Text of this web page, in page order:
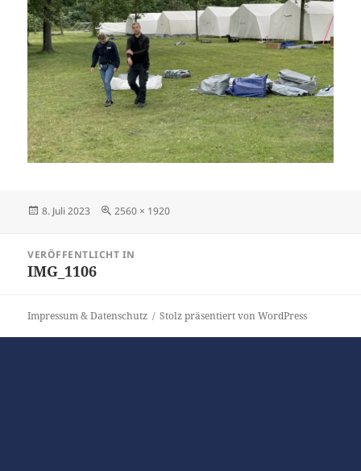
Veröffentlicht
8. Juli 2023 Originalgröße
2560 × 1920
VERÖFFENTLICHT IN
IMG_1106
Impressum & Datenschutz Stolz präsentiert von WordPress